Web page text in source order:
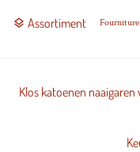
layers Assortiment
Klos katoenen